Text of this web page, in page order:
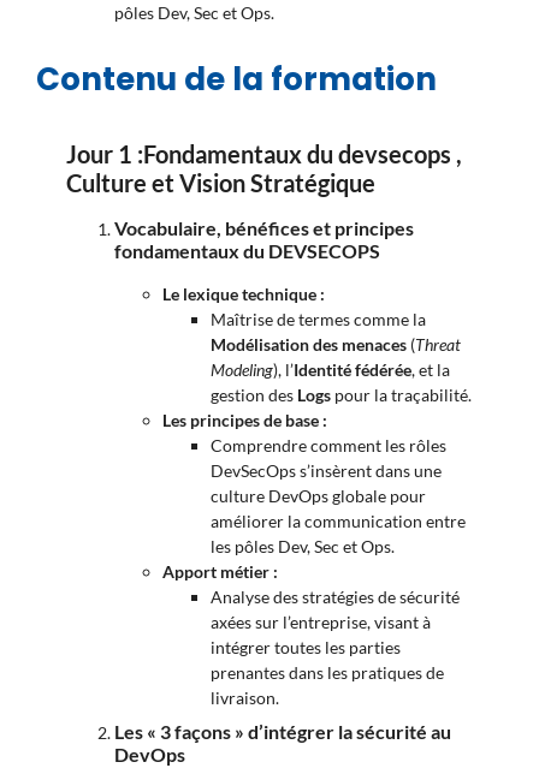
pôles Dev, Sec et Ops.
Contenu de la formation
Jour 1 :Fondamentaux du devsecops ,
Culture et Vision Stratégique
Vocabulaire, bénéfices et principes
fondamentaux du DEVSECOPS
Le lexique technique :
Maîtrise de termes comme la
Modélisation des menaces (Threat
Modeling), l’Identité fédérée, et la
gestion des Logs pour la traçabilité.
Les principes de base :
Comprendre comment les rôles
DevSecOps s’insèrent dans une
culture DevOps globale pour
améliorer la communication entre
les pôles Dev, Sec et Ops.
Apport métier :
Analyse des stratégies de sécurité
axées sur l’entreprise, visant à
intégrer toutes les parties
prenantes dans les pratiques de
livraison.
Les « 3 façons » d’intégrer la sécurité au
DevOps